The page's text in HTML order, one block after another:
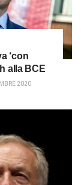
‘con
alla BCE
2020